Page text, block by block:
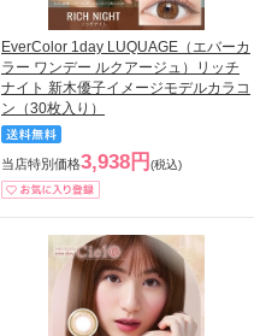
EverColor 1day LUQUAGE（エバーカ
ラー ワンデー ルクアージュ）リッチ
ナイト 新木優子イメージモデルカラコ
ン（30枚入り）
当店特別価格3,938円 (税込)